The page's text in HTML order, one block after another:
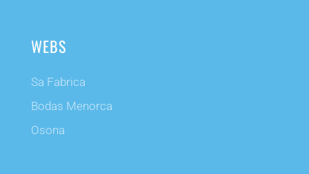
WEBS
Sa Fabrica
Bodas Menorca
Osona